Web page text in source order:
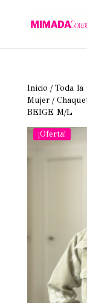
Inicio /Toda la
Mujer/
BEIGE M/L
¡Oferta!